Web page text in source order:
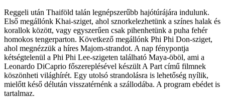
Reggeli után Thaiföld talán legnépszerűbb hajótúrájára indulunk.
Első megállónk Khai-sziget, ahol sznorkelezhetünk a színes halak és
korallok között, vagy egyszerűen csak pihenhetünk a puha fehér
homokos tengerparton. Következő megállónk Phi Phi Don-sziget,
ahol megnézzük a híres Majom-strandot. A nap fénypontja
kétségtelenül a Phi Phi Lee-szigeten található Maya-öböl, ami a
Leonardo DiCaprio főszereplésével készült A Part című filmnek
köszönheti világhírét. Egy utolsó strandolásra is lehetőség nyílik,
mielőtt késő délután visszatérnénk a szállodába. A program ebédet is
tartalmaz.